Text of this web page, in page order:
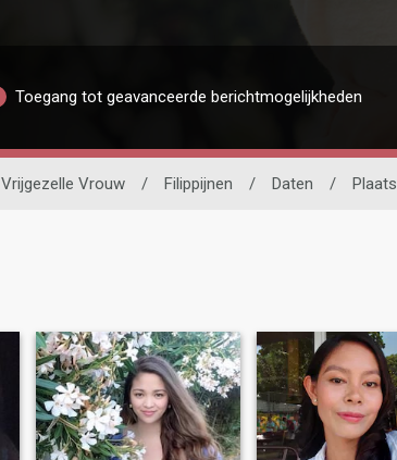
Toegang tot geavanceerde berichtmogelijkheden
Vrijgezelle Vrouw / Filippijnen / Daten / Plaats